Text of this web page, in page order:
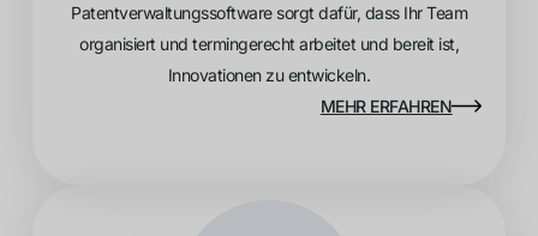
Patentverwaltungssoftware sorgt dafür, dass Ihr Team
organisiert und termingerecht arbeitet und bereit ist,
Innovationen zu entwickeln.
MEHR ERFAHREN